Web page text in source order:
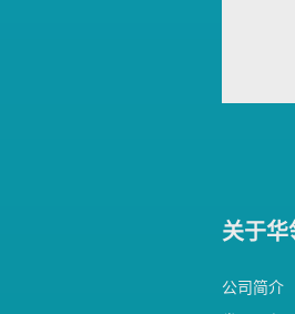
关于华
公司简介